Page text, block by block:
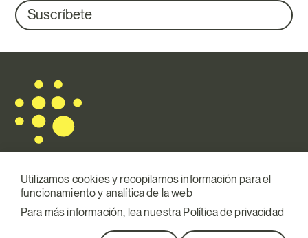
Suscríbete
Mail.
info@terraqui.com
Telf.
+34 934 146 307
Utilizamos cookies y recopilamos información para el
funcionamiento y analítica de la web
Para más información, lea nuestra Política de privacidad